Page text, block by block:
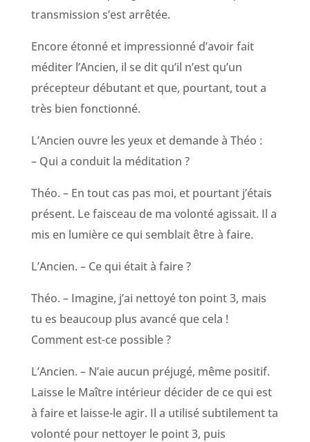
transmission s’est arrêtée.
Encore étonné et impressionné d’avoir fait
méditer l’Ancien, il se dit qu’il n’est qu’un
précepteur débutant et que, pourtant, tout a
très bien fonctionné.
L’Ancien ouvre les yeux et demande à Théo :
– Qui a conduit la méditation ?
Théo. – En tout cas pas moi, et pourtant j’étais
présent. Le faisceau de ma volonté agissait. Il a
mis en lumière ce qui semblait être à faire.
L’Ancien. – Ce qui était à faire ?
Théo. – Imagine, j’ai nettoyé ton point 3, mais
tu es beaucoup plus avancé que cela !
Comment est-ce possible ?
L’Ancien. – N’aie aucun préjugé, même positif.
Laisse le Maître intérieur décider de ce qui est
à faire et laisse-le agir. Il a utilisé subtilement ta
volonté pour nettoyer le point 3, puis